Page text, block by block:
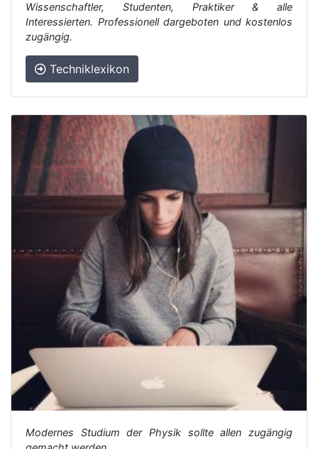
Wissenschaftler, Studenten, Praktiker & alle
Interessierten. Professionell dargeboten und kostenlos
zugängig.
Techniklexikon
Modernes Studium der Physik sollte allen zugängig